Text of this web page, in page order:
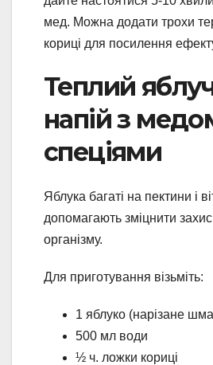
мед. Можна додати трохи
кориці для посилення
Теплий
напій з
спеціями
Яблука багаті на пектини і
допомагають зміцнити
організму.
Для приготування візьміть:
1 яблуко (нарізане
500 мл води
½ ч. ложки кориці